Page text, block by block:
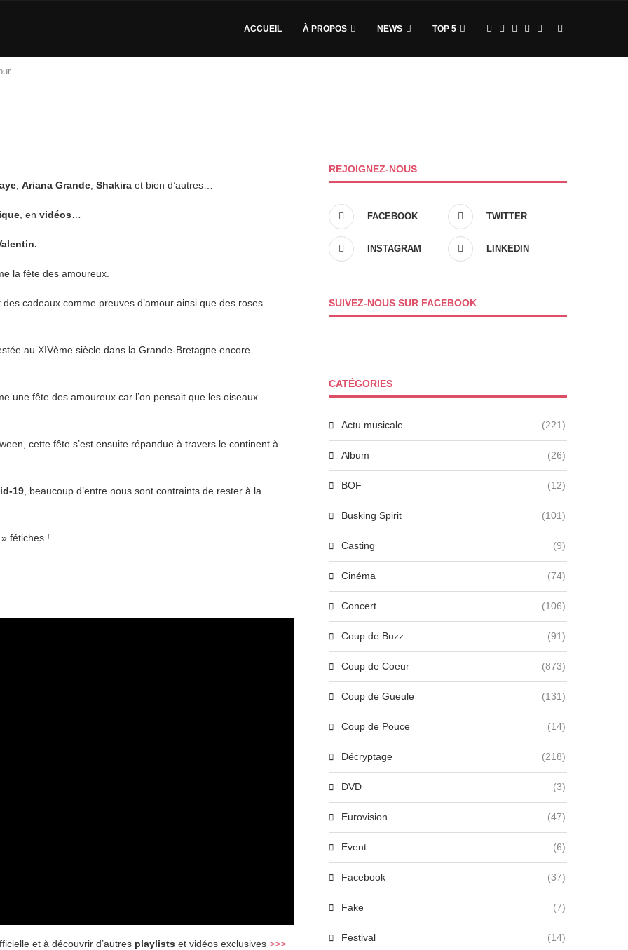
ACCUEIL À PROPOS NEWS TOP 5
Ariana Grande Shakira et bien d’autres…
, en vidéos
la fête des amoureux.
cadeaux comme preuves d’amour ainsi que des roses
au XIVème siècle dans la Grande-Bretagne encore
une fête des amoureux car l’on pensait que les oiseaux
cette fête s’est ensuite répandue à travers le continent à
19 , beaucoup d’entre nous sont contraints de rester à la
» fétiches !
et à découvrir d’autres playlists et vidéos exclusives >>>
REJOIGNEZ-NOUS
FACEBOOK TWITTER
INSTAGRAM LINKEDIN
SUIVEZ-NOUS SUR FACEBOOK
CATÉGORIES
Actu musicale (221)
Album (26)
BOF (12)
Busking Spirit (101)
Casting (9)
Cinéma (74)
Concert (106)
Coup de Buzz (91)
Coup de Coeur (873)
Coup de Gueule (131)
Coup de Pouce (14)
Décryptage (218)
DVD (3)
Eurovision (47)
Event (6)
Facebook (37)
Fake (7)
Festival (14)